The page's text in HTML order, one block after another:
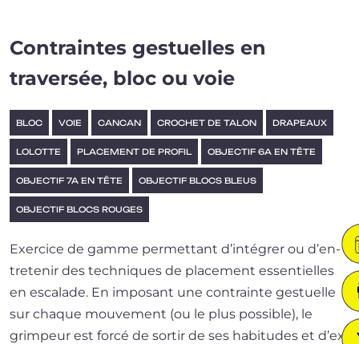
Contraintes gestuelles en
traversée, bloc ou voie
BLOC VOIE CANCAN CROCHET DE TALON DRAPEAUX
LOLOTTE PLACEMENT DE PROFIL OBJECTIF 6A EN TÊTE
OBJECTIF 7A EN TÊTE OBJECTIF BLOCS BLEUS
OBJECTIF BLOCS ROUGES
Exercice de gamme per­met­tant d’in­té­grer ou d’en­
tre­te­nir des tech­niques de pla­ce­ment essen­tielles
en esca­lade. En impo­sant une contrainte ges­tuelle
sur chaque mou­ve­ment (ou le plus pos­sible), le
grim­peur est for­cé de sor­tir de ses habi­tudes et d’ex­